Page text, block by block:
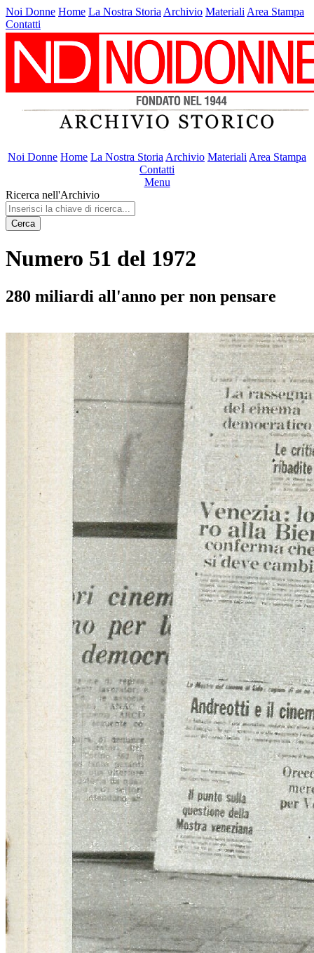
Noi Donne Home La Nostra Storia Archivio Materiali Area Stampa
Contatti
Noi Donne Home La Nostra Storia Archivio Materiali Area Stampa
Contatti
Menu
Ricerca nell'Archivio
Cerca
Numero 51 del 1972
280 miliardi all'anno per non pensare